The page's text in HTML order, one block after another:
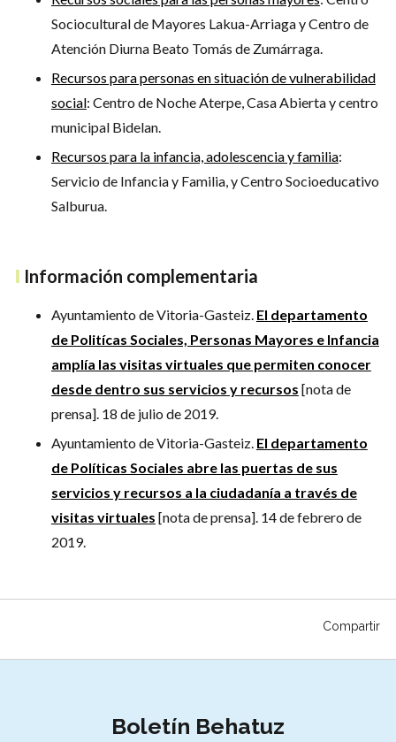
Sociocultural de Mayores Lakua-Arriaga y Centro de
Atención Diurna Beato Tomás de Zumárraga.
Recursos para personas en situación de vulnerabilidad
social: Centro de Noche Aterpe, Casa Abierta y centro
municipal Bidelan.
Recursos para la infancia, adolescencia y familia:
Servicio de Infancia y Familia, y Centro Socioeducativo
Salburua.
Información complementaria
Ayuntamiento de Vitoria-Gasteiz. El departamento
de Politícas Sociales, Personas Mayores e Infancia
amplía las visitas virtuales que permiten conocer
desde dentro sus servicios y recursos [nota de
prensa]. 18 de julio de 2019.
Ayuntamiento de Vitoria-Gasteiz. El departamento
de Políticas Sociales abre las puertas de sus
servicios y recursos a la ciudadanía a través de
visitas virtuales [nota de prensa]. 14 de febrero de
2019.
Compartir
Boletín Behatuz
Suscríbete al boletín